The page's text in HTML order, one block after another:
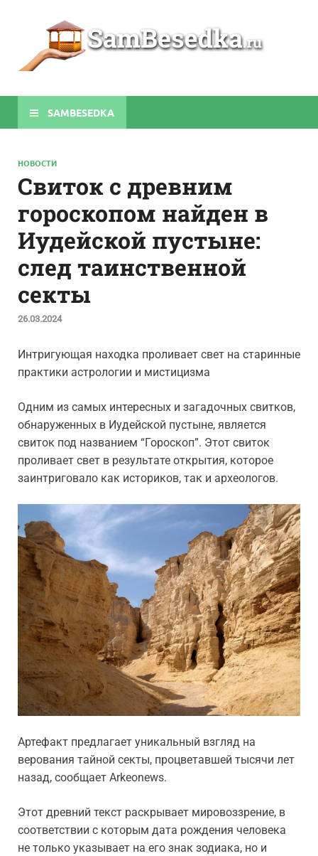
SAMBESEDKA
НОВОСТИ
Свиток с древним
гороскопом найден в
Иудейской пустыне:
след таинственной
секты
26.03.2024
Интригующая находка проливает свет на старинные
практики астрологии и мистицизма
Одним из самых интересных и загадочных свитков,
обнаруженных в Иудейской пустыне, является
свиток под названием “Гороскоп”. Этот свиток
проливает свет в результате открытия, которое
заинтриговало как историков, так и археологов.
Артефакт предлагает уникальный взгляд на
верования тайной секты, процветавшей тысячи лет
назад, сообщает Arkeonews.
Этот древний текст раскрывает мировоззрение, в
соответствии с которым дата рождения человека
не только указывает на его знак зодиака, но и